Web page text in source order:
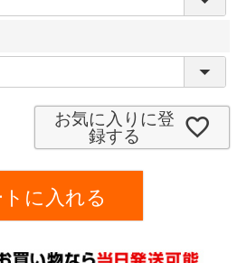
お気に入りに登
録する
に入れる